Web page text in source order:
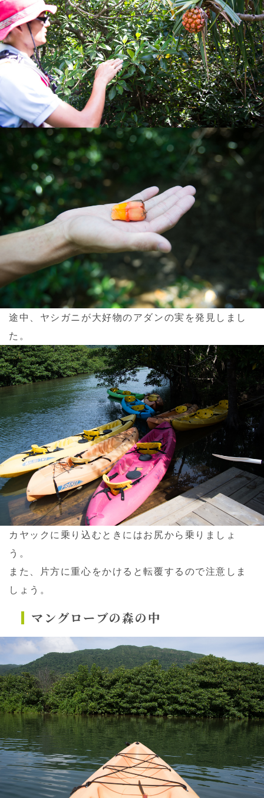
途中、ヤシガニが大好物のアダンの実を発見しまし
た。
カヤックに乗り込むときにはお尻から乗りましょ
う。
また、片方に重心をかけると転覆するので注意しま
しょう。
マングローブの森の中